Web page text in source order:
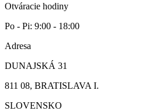
Otváracie hodiny
Po - Pi: 9:00 - 18:00
Adresa
DUNAJSKÁ 31
811 08, BRATISLAVA I.
SLOVENSKO